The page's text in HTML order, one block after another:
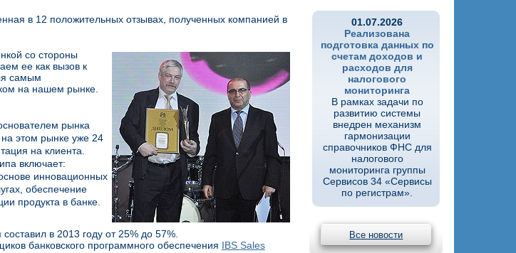
в 12 положительных отзывах, полученных компанией в
со стороны
ее как вызов к
самым
на нашем рынке.
рынка
на этом рынке уже 24
на клиента.
включает:
инновационных
обеспечение
продукта в банке.
в 2013 году от 25% до 57%.
банковского программного обеспечения IBS Sales
01.07.2026
Реализована
подготовка данных по
счетам доходов и
расходов для
налогового
мониторинга
В рамках задачи по
развитию системы
внедрен механизм
гармонизации
справочников ФНС для
налогового
мониторинга группы
Сервисов 34 «Сервисы
по регистрам».
Все новости